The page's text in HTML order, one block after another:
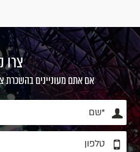
צרו
אם אתם מעוניינים בהשכרת